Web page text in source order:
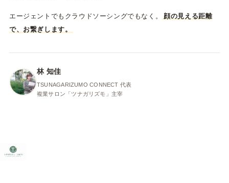
エージェントでもクラウドソーシングでもなく。
顔の見える距離
で、お繋ぎします。
林 知佳
TSUNAGARIZUMO CONNECT 代表
複業サロン「ツナガリズモ」主宰